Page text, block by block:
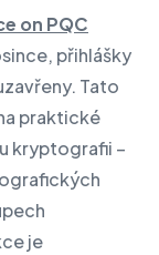
on PQC
přihlášky
Tato
praktické
kryptografii –
je